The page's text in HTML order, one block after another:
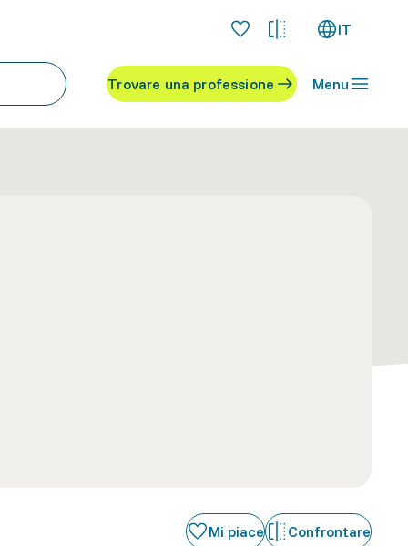
IT
Trovare una professione Menu
Mi piace Confrontare